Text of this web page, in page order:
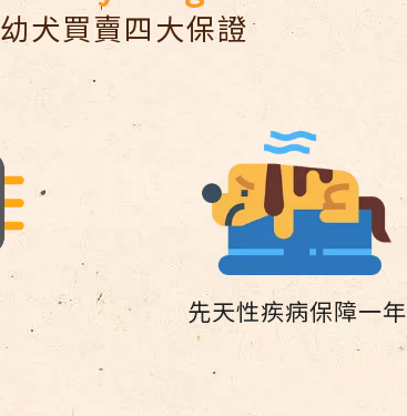
幼犬買賣四大保證
先天性疾病保障一年